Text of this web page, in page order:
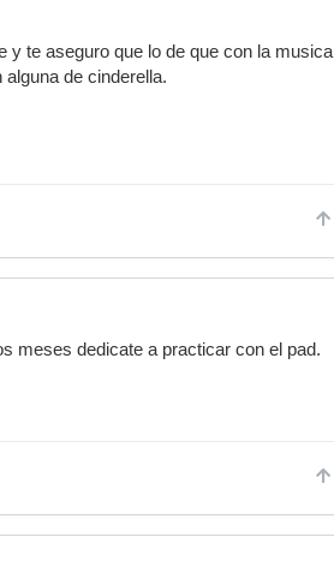
y te aseguro que lo de que con la musica
de cinderella.
meses dedicate a practicar con el pad.